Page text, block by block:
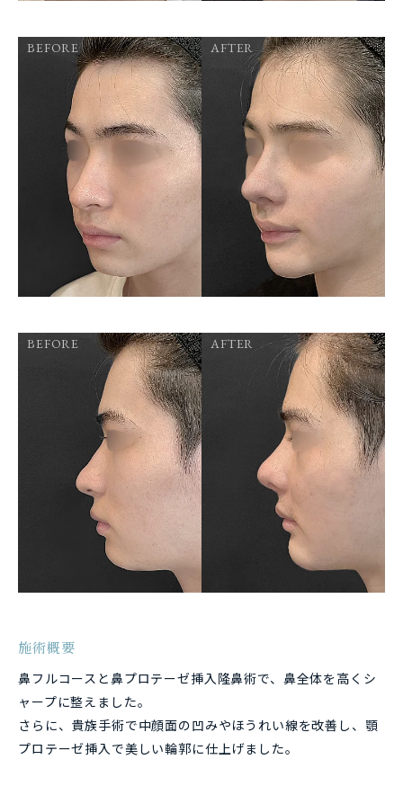
BEFORE AFTER
BEFORE AFTER
施術概要
鼻フルコースと鼻プロテーゼ挿入隆鼻術で、鼻全体を高くシ
ャープに整えました。
さらに、貴族手術で中顔面の凹みやほうれい線を改善し、顎
プロテーゼ挿入で美しい輪郭に仕上げました。